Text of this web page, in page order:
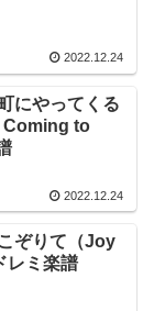
2022.12.24
にやってくる
Coming to
2022.12.24
ぞりて（Joy
レミ楽譜